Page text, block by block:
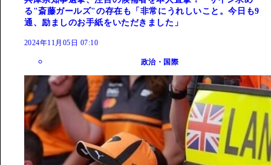
る"斎藤ガールズ"の存在も「非常にうれしいこと。今日も9
通、励ましのお手紙をいただきました」
2024年11月05日 07:10
政治・国際